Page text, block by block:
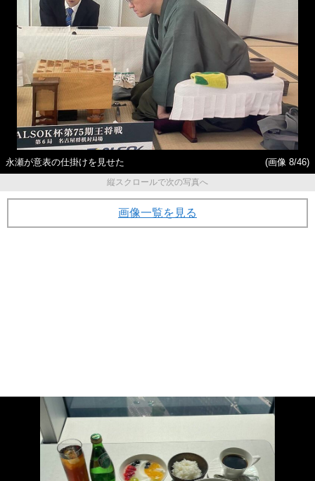
永瀬が意表の仕掛けを見せた
(画像 8/46)
縦スクロールで次の写真へ
画像一覧を見る